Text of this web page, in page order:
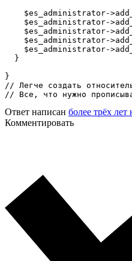
$es_administrator-
$es_administrator-
$es_administrator-
$es_administrator-
$es_administrator-
  }
}
// Легче создать
// Все, что нужно
Ответ написан более трёх лет
Комментировать